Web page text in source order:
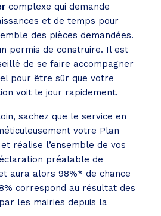
complexe qui demande
et de temps pour
des pièces demandées.
permis de construire. Il est
de se faire accompagner
pour être sûr que votre
voit le jour rapidement.
sachez que le service en
votre Plan
réalise l’ensemble de vos
préalable de
aura alors 98%* de chance
correspond au résultat des
les mairies depuis la